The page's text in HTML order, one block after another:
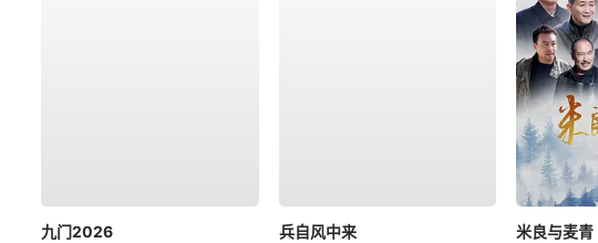
九门2026
兵自风中来
米良与麦青